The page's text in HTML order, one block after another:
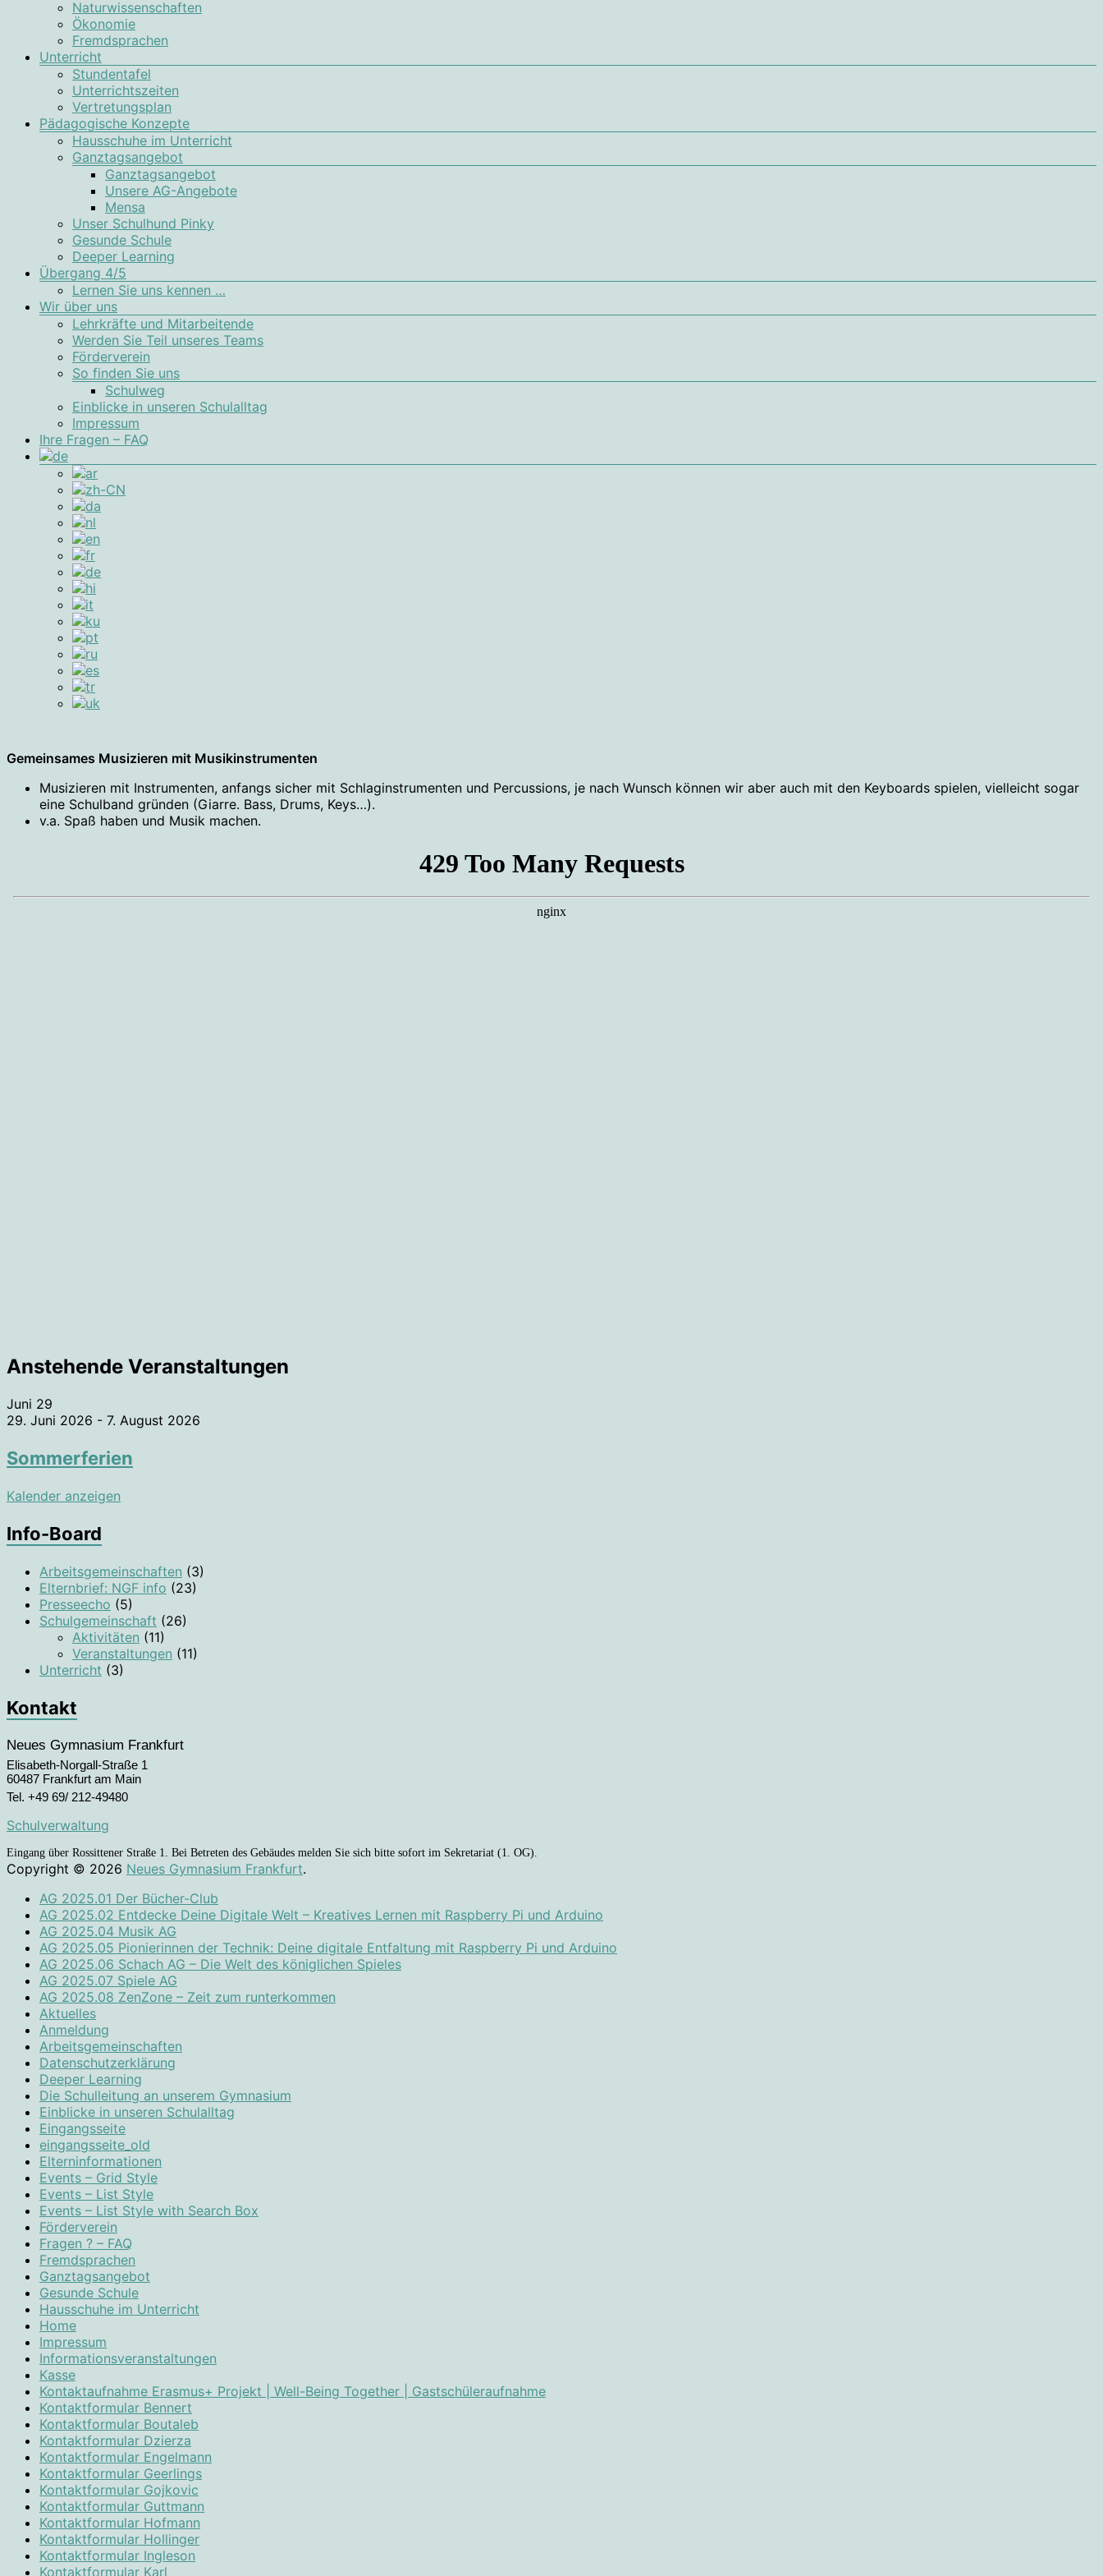
Naturwissenschaften
Ökonomie
Fremdsprachen
Unterricht
Stundentafel
Unterrichtszeiten
Vertretungsplan
Pädagogische Konzepte
Hausschuhe im Unterricht
Ganztagsangebot
Ganztagsangebot
Unsere AG-Angebote
Mensa
Unser Schulhund Pinky
Gesunde Schule
Deeper Learning
Übergang 4/5
Lernen Sie uns kennen …
Wir über uns
Lehrkräfte und Mitarbeitende
Werden Sie Teil unseres Teams
Förderverein
So finden Sie uns
Schulweg
Einblicke in unseren Schulalltag
Impressum
Ihre Fragen – FAQ
Gemeinsames Musizieren mit Musikinstrumenten
Musizieren mit Instrumenten, anfangs sicher mit Schlaginstrumenten und Percussions, je nach Wunsch können wir aber auch mit den Keyboards spielen, vielleicht sogar
eine Schulband gründen (Giarre. Bass, Drums, Keys…).
v.a. Spaß haben und Musik machen.
Anstehende Veranstaltungen
Juni 29
29. Juni 2026 - 7. August 2026
Sommerferien
Kalender anzeigen
Info-Board
Arbeitsgemeinschaften (3)
Elternbrief: NGF info (23)
Presseecho (5)
Schulgemeinschaft (26)
Aktivitäten (11)
Veranstaltungen (11)
Unterricht (3)
Kontakt
Neues Gymnasium Frankfurt
Elisabeth-Norgall-Straße 1
60487 Frankfurt am Main
Tel. +49 69/ 212-49480
Schulverwaltung
Eingang über Rossittener Straße 1. Bei Betreten des Gebäudes melden Sie sich bitte sofort im Sekretariat (1. OG).
Copyright © 2026 Neues Gymnasium Frankfurt.
AG 2025.01 Der Bücher-Club
AG 2025.02 Entdecke Deine Digitale Welt – Kreatives Lernen mit Raspberry Pi und Arduino
AG 2025.04 Musik AG
AG 2025.05 Pionierinnen der Technik: Deine digitale Entfaltung mit Raspberry Pi und Arduino
AG 2025.06 Schach AG – Die Welt des königlichen Spieles
AG 2025.07 Spiele AG
AG 2025.08 ZenZone – Zeit zum runterkommen
Aktuelles
Anmeldung
Arbeitsgemeinschaften
Datenschutzerklärung
Deeper Learning
Die Schulleitung an unserem Gymnasium
Einblicke in unseren Schulalltag
Eingangsseite
eingangsseite_old
Elterninformationen
Events – Grid Style
Events – List Style
Events – List Style with Search Box
Förderverein
Fragen ? – FAQ
Fremdsprachen
Ganztagsangebot
Gesunde Schule
Hausschuhe im Unterricht
Home
Impressum
Informationsveranstaltungen
Kasse
Kontaktaufnahme Erasmus+ Projekt | Well-Being Together | Gastschüleraufnahme
Kontaktformular Bennert
Kontaktformular Boutaleb
Kontaktformular Dzierza
Kontaktformular Engelmann
Kontaktformular Geerlings
Kontaktformular Gojkovic
Kontaktformular Guttmann
Kontaktformular Hofmann
Kontaktformular Hollinger
Kontaktformular Ingleson
Kontaktformular Karl